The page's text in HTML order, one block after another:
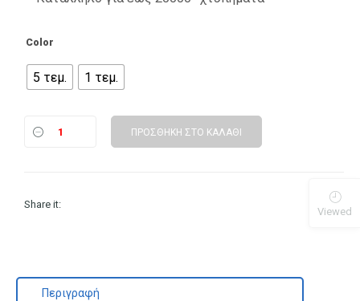
Color
5 τεμ. 1 τεμ.
ΠΡΟΣΘΉΚΗ ΣΤΟ ΚΑΛΆΘΙ
Share it:
Περιγραφή
Viewed